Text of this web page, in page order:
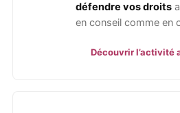
défendre vos droits
en conseil comme en
Découvrir l’activité